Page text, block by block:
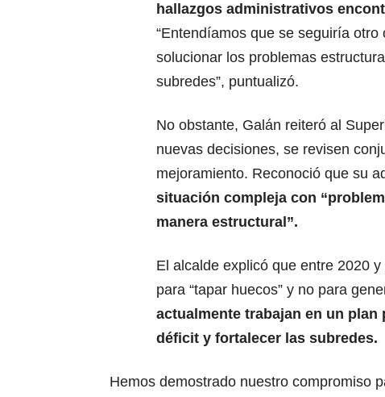
hallazgos administrativos
“Entendíamos que se seguiría otro
solucionar los problemas
subredes”, puntualizó.
No obstante, Galán reiteró al
nuevas decisiones, se revisen
mejoramiento. Reconoció que su
situación compleja con
manera estructural”.
El alcalde explicó que entre 2020
para “tapar huecos” y no para
actualmente trabajan en un plan
déficit y fortalecer las subredes.
Hemos demostrado nuestro compromiso